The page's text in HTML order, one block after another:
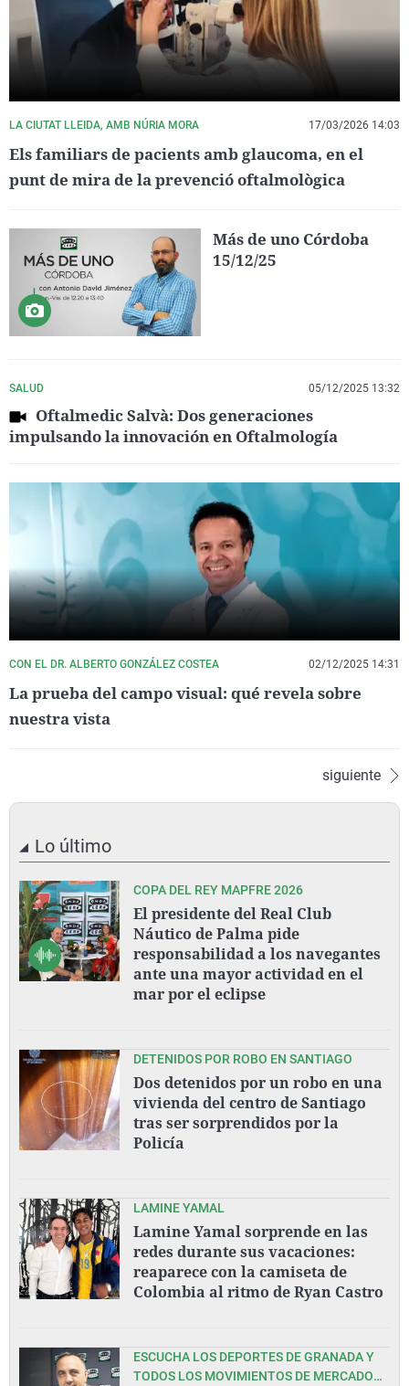
LA CIUTAT LLEIDA, AMB NÚRIA MORA 17/03/2026 14:03
Els familiars de pacients amb glaucoma, en el
punt de mira de la prevenció oftalmològica
Más de uno Córdoba
15/12/25
SALUD 05/12/2025 13:32
Oftalmedic Salvà: Dos generaciones
impulsando la innovación en Oftalmología
CON EL DR. ALBERTO GONZÁLEZ COSTEA 02/12/2025 14:31
La prueba del campo visual: qué revela sobre
nuestra vista
siguiente
Lo último
COPA DEL REY MAPFRE 2026
El presidente del Real Club
Náutico de Palma pide
responsabilidad a los navegantes
ante una mayor actividad en el
mar por el eclipse
DETENIDOS POR ROBO EN SANTIAGO
Dos detenidos por un robo en una
vivienda del centro de Santiago
tras ser sorprendidos por la
Policía
LAMINE YAMAL
Lamine Yamal sorprende en las
redes durante sus vacaciones:
reaparece con la camiseta de
Colombia al ritmo de Ryan Castro
ESCUCHA LOS DEPORTES DE GRANADA Y
TODOS LOS MOVIMIENTOS DE MERCADO